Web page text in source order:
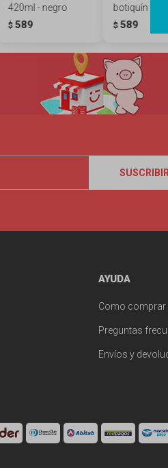
420ml - negro
$ 589
botiquín L -
$ 589
AYUDA
Como comprar
Preguntas
Envíos y